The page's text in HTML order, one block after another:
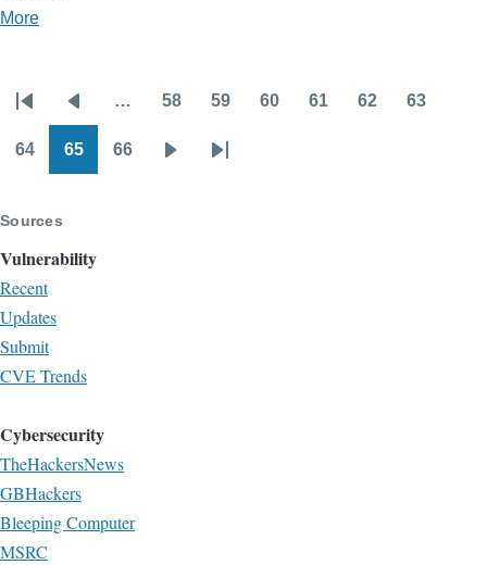
More
Pagination
First
page
Previous
page
… 58 59 60 61 62 63
64 65 66
Last
Sources
Vulnerability
Recent
Updates
Submit
CVE Trends
Cybersecurity
TheHackersNews
GBHackers
Bleeping Computer
MSRC